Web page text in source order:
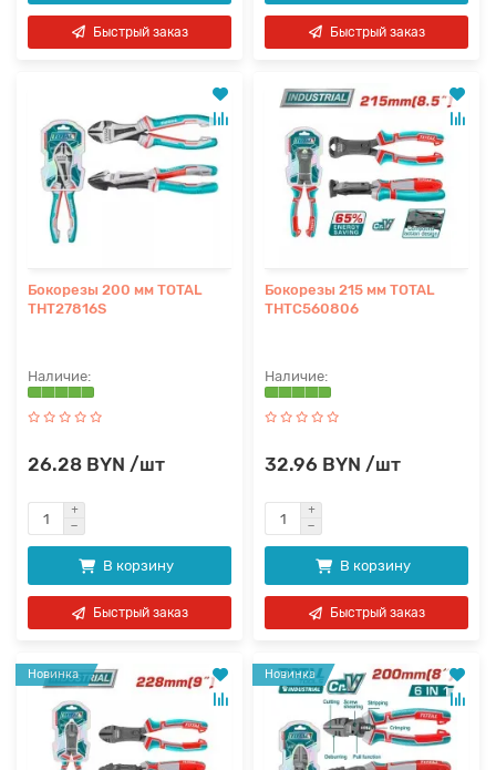
Быстрый заказ Быстрый заказ
Бокорезы 200 мм TOTAL
THT27816S
26.28 BYN /шт
В корзину
Быстрый заказ
Бокорезы 215 мм TOTAL
THTC560806
32.96 BYN /шт
В корзину
Быстрый заказ
Новинка Новинка